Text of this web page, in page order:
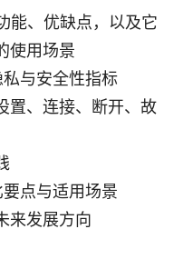
能、优缺点，以及它
使用场景
与安全性指标
置、连接、断开、故
点与适用场景
来发展方向